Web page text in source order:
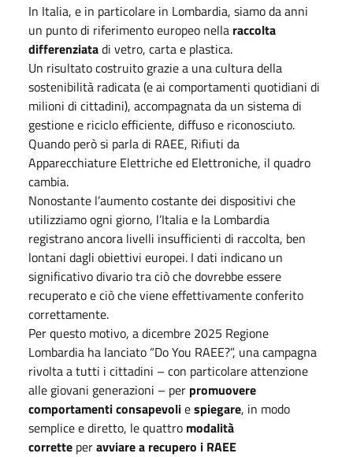
In Italia, e in particolare in Lombardia, siamo da anni
un punto di riferimento europeo nella raccolta
differenziatadi vetro, carta e plastica.
Un risultato costruito grazie a una cultura della
sostenibilità radicata (e ai comportamenti quotidiani di
milioni di cittadini), accompagnata da un sistema di
gestione e riciclo efficiente, diffuso e riconosciuto.
Quando però si parla di RAEE, Rifiuti da
Apparecchiature Elettriche ed Elettroniche, il quadro
cambia.
Nonostante l’aumento costante dei dispositivi che
utilizziamo ogni giorno, l’Italia e la Lombardia
registrano ancora livelli insufficienti di raccolta, ben
lontani dagli obiettivi europei. I dati indicano un
significativo divario tra ciò che dovrebbe essere
recuperato e ciò che viene effettivamente conferito
correttamente.
Per questo motivo, a dicembre 2025 Regione
Lombardia ha lanciato “Do You RAEE?”, una campagna
rivolta a tutti i cittadini – con particolare attenzione
alle giovani generazioni – per promuovere
comportamenti consapevoliespiegare, in modo
semplice e diretto, le quattro modalità
corrette peravviare a recupero i RAEE